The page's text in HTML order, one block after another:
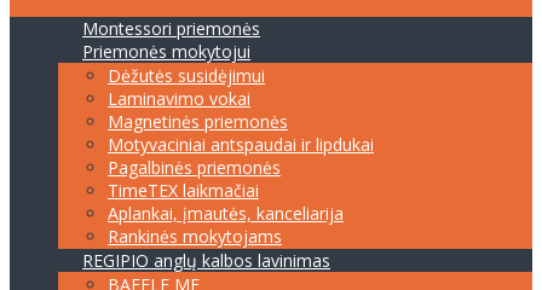
Montessori priemonės
Priemonės mokytojui
Dėžutės susidėjimui
Laminavimo vokai
Magnetinės priemonės
Motyvaciniai antspaudai ir lipdukai
Pagalbinės priemonės
TimeTEX laikmačiai
Aplankai, įmautės, kanceliarija
Rankinės mokytojams
REGIPIO anglų kalbos lavinimas
BAFFLE ME